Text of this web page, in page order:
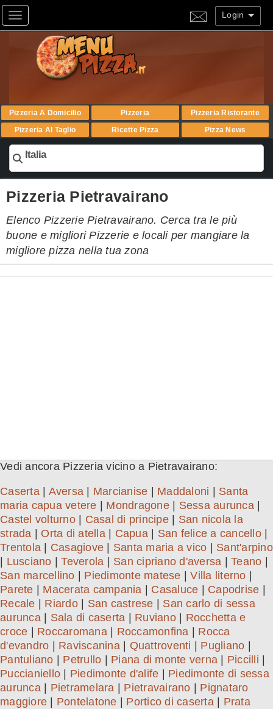
Toggle navigation Login
Pizzeria A Domicilio Pizzeria
Pizzeria Ristorante
Pizzeria Al Taglio
Ricette Pizza Pizza News
Italia
Pizzeria Pietravairano
Elenco Pizzerie Pietravairano. Cerca tra le più
buone e migliori Pizzerie e locali per mangiare la
migliore pizza nella tua zona
Vedi ancora Pizzeria vicino a Pietravairano:
Caserta| Aversa Marcianise Maddaloni
Santa
maria capua vetere
Mondragone| Sessa aurunca|
Castel volturno| Casal di principe| San nicola la
strada
Orta di atella| Capua| San felice a cancello|
Trentola
Casagiove Santa maria a vico
Sant'arpino
Lusciano |Teverola San cipriano d'aversa Teano
San marcellino
Piedimonte matese |Villa literno
Parete
Macerata campania Casaluce Capodrise
Recale
Riardo| San castrese
San carlo di sessa
aurunca| Sala di caserta Ruviano| Rocchetta e
croce
Roccaromana| Roccamonfina
Rocca
d'evandro
Raviscanina| Quattroventi Pugliano
Pantuliano
Petrullo Piana di monte verna Piccilli
Puccianiello
Piedimonte d'alife
Piedimonte di sessa
aurunca| Pietramelara Pietravairano
Pignataro
maggiore
Pontelatone Portico di caserta| Prata